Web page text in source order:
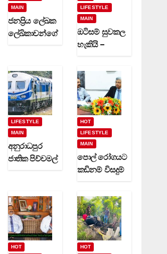
MAIN
ජනප්‍රිය ලේඛක
ලේඛිකාවන්ගේ
රචිත නවක
ග්‍රන්ථ දෙකක්
(video)
LIFESTYLE
MAIN
ඔටිසම් සුවකල
හැකියි –
ප්‍රේමකුමාර
වෙදමහතා
(video)
LIFESTYLE
MAIN
අනුරාධපුර
ජාතික පිච්චමල්
ගමන් වාර
කිහිපයක්
ධාවනයට…
HOT
LIFESTYLE
MAIN
පොල් රෝගයට
කඩිනම් විසදුම්
රක්ෂණාවරණ
යක් (video)
HOT
HOT